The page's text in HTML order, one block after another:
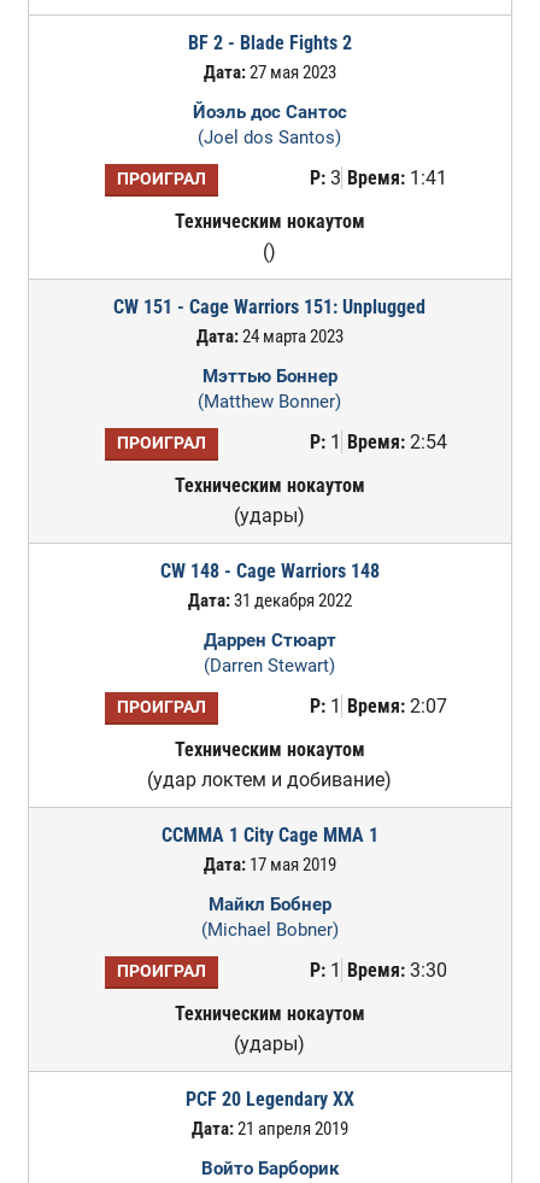
BF 2 - Blade Fights 2
Дата:27 мая 2023
Йоэль дос Сантос
(Joel dos Santos)
ПРОИГРАЛ Р:3 Время:1:41
Техническим нокаутом
()
CW 151 - Cage Warriors 151: Unplugged
Дата:24 марта 2023
Мэттью Боннер
(Matthew Bonner)
ПРОИГРАЛ Р:1 Время:2:54
Техническим нокаутом
(удары)
CW 148 - Cage Warriors 148
Дата:31 декабря 2022
Даррен Стюарт
(Darren Stewart)
ПРОИГРАЛ Р:1 Время:2:07
Техническим нокаутом
(удар локтем и добивание)
CCMMA 1 City Cage MMA 1
Дата:17 мая 2019
Майкл Бобнер
(Michael Bobner)
ПРОИГРАЛ Р:1 Время:3:30
Техническим нокаутом
(удары)
PCF 20 Legendary XX
Дата:21 апреля 2019
Войто Барборик